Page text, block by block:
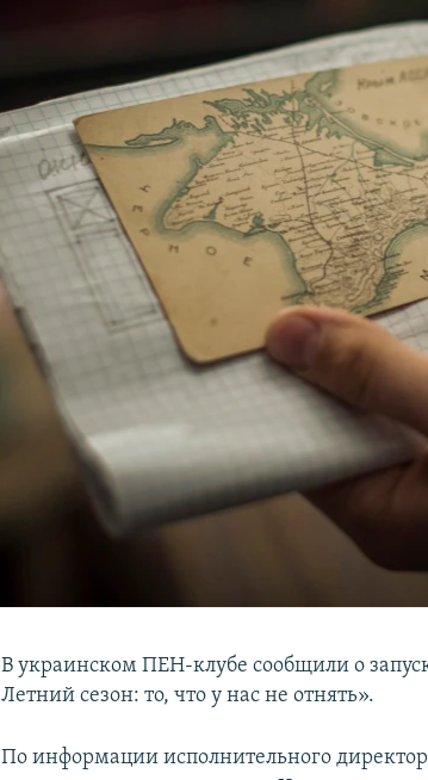
В украинском ПЕН-клубе сообщили о
Летний сезон: то, что у нас не отнять».
По информации исполнительного